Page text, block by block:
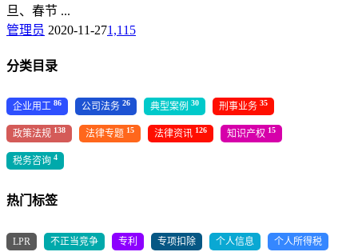
旦、春节 ...
管理员 2020-11-271,115
分类目录
企业用工 86 公司法务 26 典型案例 30 刑事业务 35
政策法规 138 法律专题 15 法律资讯 126 知识产权 15
税务咨询 4
热门标签
LPR 不正当竞争 专利 专项扣除 个人信息 个人所得税